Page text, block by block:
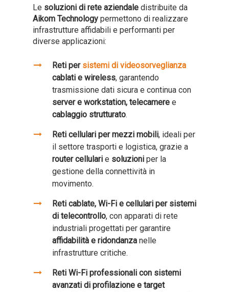
Le soluzioni di rete aziendale distribuite da
Aikom Technology permettono di realizzare
infrastrutture affidabili e performanti per
diverse applicazioni:
Reti per sistemi di videosorveglianza
cablati e wireless, garantendo
trasmissione dati sicura e continua con
server e workstation, telecamere e
cablaggio strutturato.
Reti cellulari per mezzi mobili, ideali per
il settore trasporti e logistica, grazie a
router cellulari e soluzioni per la
gestione della connettività in
movimento.
Reti cablate, Wi-Fi e cellulari per sistemi
di telecontrollo, con apparati di rete
industriali progettati per garantire
affidabilità e ridondanza nelle
infrastrutture critiche.
Reti Wi-Fi professionali con sistemi
avanzati di profilazione e target